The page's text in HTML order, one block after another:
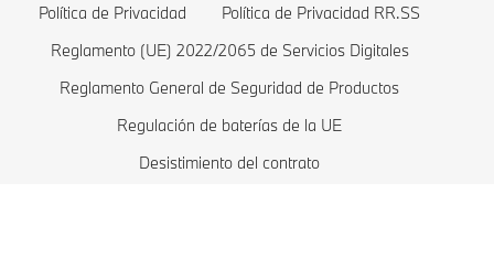
Tienda BMW Lifestyle
Valoración de BMW
Pide una prueba
BMW Berlinas
BMW Concept cars
BMW Vehículos blindados
Política de Privacidad
Política de Privacidad RR.SS
Reglamento (UE) 2022/2065 de Servicios Digitales
Reglamento General de Seguridad de Productos
Regulación de baterías de la UE
Desistimiento del contrato